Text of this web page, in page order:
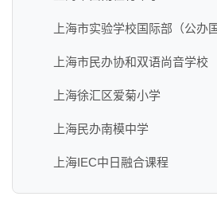
上海市实验学校国际部（公办
上海市民办协和双语尚音学校
上海徐汇区爱菊小学
上海民办南模中学
上海IEC中日融合课程